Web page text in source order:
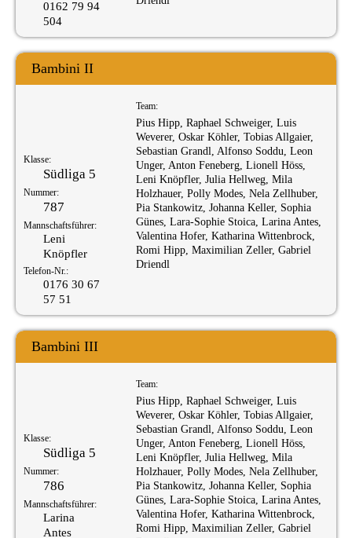
0162 79 94
504
Bambini II
Klasse:
Südliga 5
Nummer:
787
Mannschaftsführer:
Leni
Knöpfler
Telefon-Nr.:
0176 30 67
57 51
Team:
Pius Hipp, Raphael Schweiger, Luis
Weverer, Oskar Köhler, Tobias Allgaier,
Sebastian Grandl, Alfonso Soddu, Leon
Unger, Anton Feneberg, Lionell Höss,
Leni Knöpfler, Julia Hellweg, Mila
Holzhauer, Polly Modes, Nela Zellhuber,
Pia Stankowitz, Johanna Keller, Sophia
Günes, Lara-Sophie Stoica, Larina Antes,
Valentina Hofer, Katharina Wittenbrock,
Romi Hipp, Maximilian Zeller, Gabriel
Driendl
Bambini III
Klasse:
Südliga 5
Nummer:
786
Mannschaftsführer:
Larina
Antes
Team:
Pius Hipp, Raphael Schweiger, Luis
Weverer, Oskar Köhler, Tobias Allgaier,
Sebastian Grandl, Alfonso Soddu, Leon
Unger, Anton Feneberg, Lionell Höss,
Leni Knöpfler, Julia Hellweg, Mila
Holzhauer, Polly Modes, Nela Zellhuber,
Pia Stankowitz, Johanna Keller, Sophia
Günes, Lara-Sophie Stoica, Larina Antes,
Valentina Hofer, Katharina Wittenbrock,
Romi Hipp, Maximilian Zeller, Gabriel